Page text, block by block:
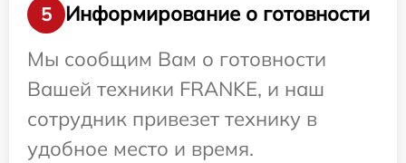
5
Информирование о готовности
Мы сообщим Вам о готовности
Вашей техники FRANKE, и наш
сотрудник привезет технику в
удобное место и время.